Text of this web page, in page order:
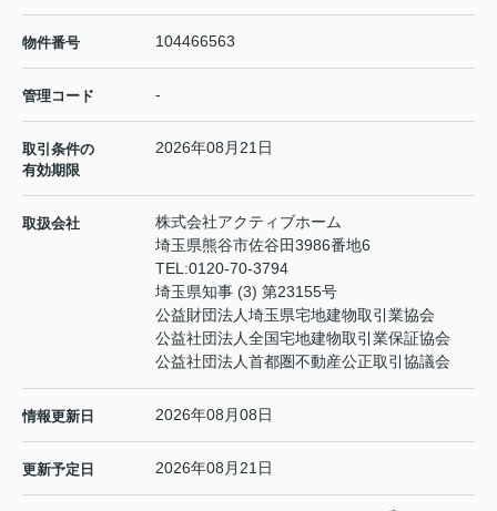
物件番号 104466563
管理コード -
取引条件の
有効期限
2026年08月21日
取扱会社
株式会社アクティブホーム
埼玉県熊谷市佐谷田3986番地6
TEL:0120-70-3794
埼玉県知事 (3) 第23155号
公益財団法人埼玉県宅地建物取引業協会
公益社団法人全国宅地建物取引業保証協会
公益社団法人首都圏不動産公正取引協議会
情報更新日 2026年08月08日
更新予定日 2026年08月21日